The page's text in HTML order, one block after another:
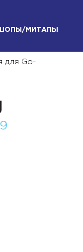
МИТАПЫ
для Go-